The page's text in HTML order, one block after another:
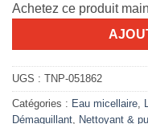
était
Achetez ce produit
UGS : TNP-051862
Catégories : Eau micellaire,
Démaquillant, Nettoyant &